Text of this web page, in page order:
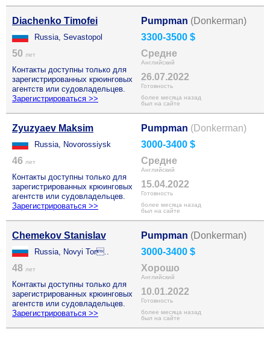
Diachenko Timofei
Russia, Sevastopol
50 лет
Контакты доступны только для
зарегистрированных крюинговых
агентств или судовладельцев.
Зарегистрироваться >>
Pumpman (Donkerman)
3300-3500 $
Средне
Английский
26.07.2022
Готовность
более месяца назад
был на сайте
Zyuzyaev Maksim
Russia, Novorossiysk
46 лет
Контакты доступны только для
зарегистрированных крюинговых
агентств или судовладельцев.
Зарегистрироваться >>
Pumpman (Donkerman)
3000-3400 $
Средне
Английский
15.04.2022
Готовность
более месяца назад
был на сайте
Chemekov Stanislav
Russia, Novyi Tor..
48 лет
Контакты доступны только для
зарегистрированных крюинговых
агентств или судовладельцев.
Зарегистрироваться >>
Pumpman (Donkerman)
3000-3400 $
Хорошо
Английский
10.01.2022
Готовность
более месяца назад
был на сайте